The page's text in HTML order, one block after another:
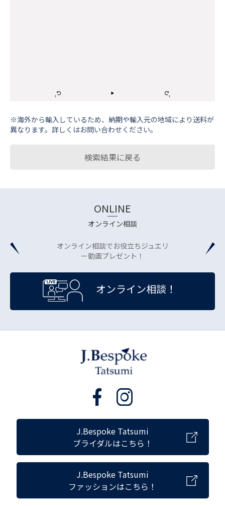
※海外から輸⼊しているため、納期や輸⼊元の地域により送料が
異なります。詳しくはお問い合わせください。
検索結果に戻る
ONLINE
オンライン相談
オンライン相談でお役立ちジュエリ
ー動画プレゼント！
オンライン相談！
J.Bespoke Tatsumi
ブライダルはこちら！
J.Bespoke Tatsumi
ファッションはこちら！